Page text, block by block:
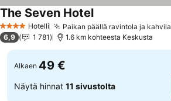
4 Tähtiluokitus
Hotelli Paikan päällä ravintola ja kahvila
The Seven HotelKatso hinnat
6,9 1 781 1.6 km kohteesta Keskusta
Alkaen 49 €
Näytä hinnat 11 sivustolta